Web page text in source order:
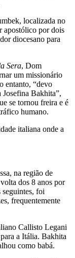
localizada no
apostólico por dois
diocesano para
Sera, Dom
um missionário
entanto, “devo
Bakhita”,
se tornou freira e é
humano.
italiana onde a
na região de
dos 8 anos por
seguintes, foi
frequentemente
Callisto Legani
a Itália. Bakhita
como babá.